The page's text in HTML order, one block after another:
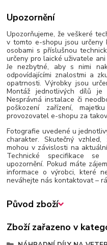
Upozornění
Upozorňujeme, že veškeré
v tomto e-shopu jsou určeny
osobami s příslušnou
určeny pro laické uživatele
Je nezbytné, aby s nimi
odpovídajícími znalostmi a
opatrnosti. Výrobky jsou
Montáž jednotlivých dílů je
Nesprávná instalace či
poškození zařízení,
provozovatel e-shopu za
Fotografie uvedené u
charakter. Skutečný
mohou v závislosti na
Technické specifikace se
upozornění. Pokud máte
informace o výrobci, které
neváhejte nás kontaktovat –
Původ zboží
Zboží zařazeno v